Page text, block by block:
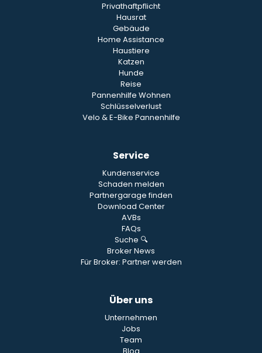
Privathaftpflicht
Hausrat
Gebäude
Home Assistance
Haustiere
Katzen
Hunde
Reise
Pannenhilfe Wohnen
Schlüsselverlust
Velo & E-Bike Pannenhilfe
Service
Kundenservice
Schaden melden
Partnergarage finden
Download Center
AVBs
FAQs
Suche 🔍
Broker News
Für Broker: Partner werden
Über uns
Unternehmen
Jobs
Team